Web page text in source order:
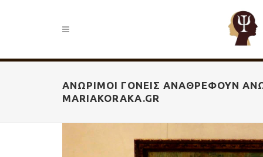
ΑΝΏΡΙΜΟΙ ΓΟΝΕΊΣ ΑΝΑΘΡΈΦΟΥΝ
MARIAKORAKA.GR